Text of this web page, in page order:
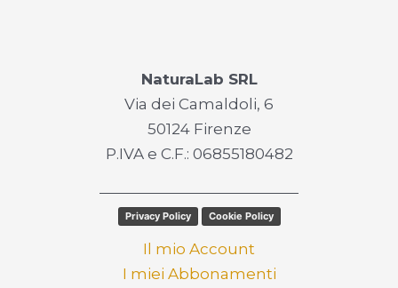
NaturaLab SRL
Via dei Camaldoli, 6
50124 Firenze
P.IVA e C.F.: 06855180482
Privacy Policy Cookie Policy
Il mio Account
I miei Abbonamenti